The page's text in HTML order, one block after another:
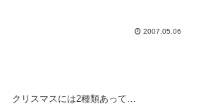
2007.05.06
クリスマスには2種類あって…